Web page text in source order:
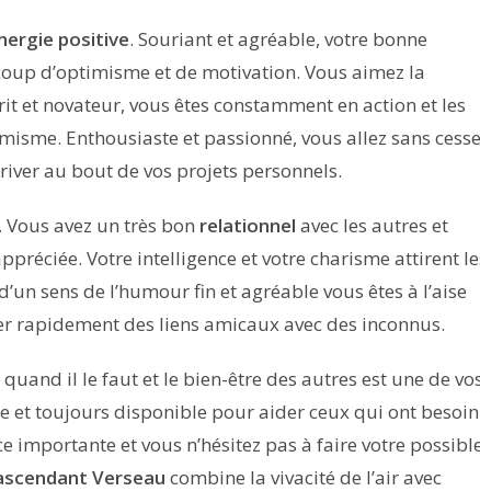
positive. Souriant et agréable, votre bonne
d’optimisme et de motivation. Vous aimez la
et novateur, vous êtes constamment en action et les
Enthousiaste et passionné, vous allez sans cesse
au bout de vos projets personnels.
avez un très bon relationnel avec les autres et
Votre intelligence et votre charisme attirent
sens de l’humour fin et agréable vous êtes à l’aise
rapidement des liens amicaux avec des inconnus.
quand il le faut et le bien-être des autres est une de
et toujours disponible pour aider ceux qui ont besoin
importante et vous n’hésitez pas à faire votre
Verseau combine la vivacité de l’air avec